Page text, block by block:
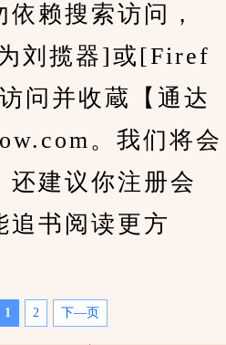
赖搜索访问，
刘揽器]或[Firef
问并收蔵【通达
。我们将会
还建议你注册会
追书阅读更方
1 2 下—页